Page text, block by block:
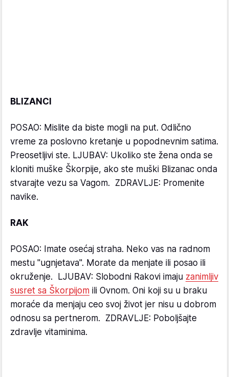
BLIZANCI
POSAO: Mislite da biste mogli na put. Odlično
vreme za poslovno kretanje u popodnevnim satima.
Preosetljivi ste. LJUBAV: Ukoliko ste žena onda se
kloniti muške Škorpije, ako ste muški Blizanac onda
stvarajte vezu sa Vagom. ZDRAVLJE: Promenite
navike.
RAK
POSAO: Imate osećaj straha. Neko vas na radnom
mestu "ugnjetava". Morate da menjate ili posao ili
okruženje. LJUBAV: Slobodni Rakovi imaju zanimljiv
susret sa Škorpijom ili Ovnom. Oni koji su u braku
moraće da menjaju ceo svoj život jer nisu u dobrom
odnosu sa pertnerom. ZDRAVLJE: Poboljšajte
zdravlje vitaminima.